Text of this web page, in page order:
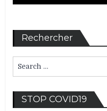
Rechercher
for:
STOP COVID19